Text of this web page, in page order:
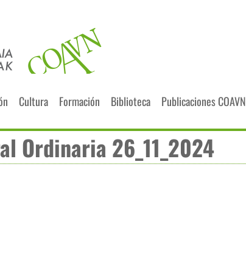
Cultura Formación Biblioteca Publicaciones COAVN
Ordinaria 26_11_2024